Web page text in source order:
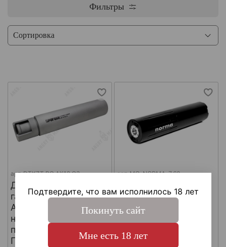
Фильтры
арт.DTKZT PG АК12 G3
ДТКП
газоразгруженный на
АК12 G3 (с
несъемным
пламегасителем) ,
Пафган / PufGun
арт.MG-NORMA-7.62
газоразгруженный
"NORMA" на
карабины, калибр
30-06, Matilda MG
Подтвердите, что вам исполнилось 18 лет
Покинуть сайт
Мне есть 18 лет